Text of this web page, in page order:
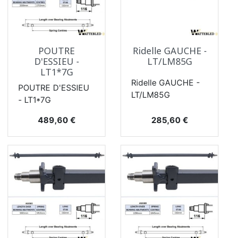
POUTRE
D'ESSIEU -
LT1*7G
POUTRE D'ESSIEU
- LT1*7G
Prix
489,60 €
Ridelle GAUCHE -
LT/LM85G
Ridelle GAUCHE -
LT/LM85G
Prix
285,60 €